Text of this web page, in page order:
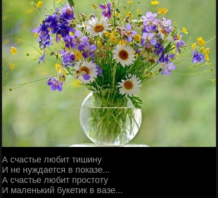
А счастье любит тишину
И не нуждается в показе...
А счастье любит простоту
И маленький букетик в вазе...